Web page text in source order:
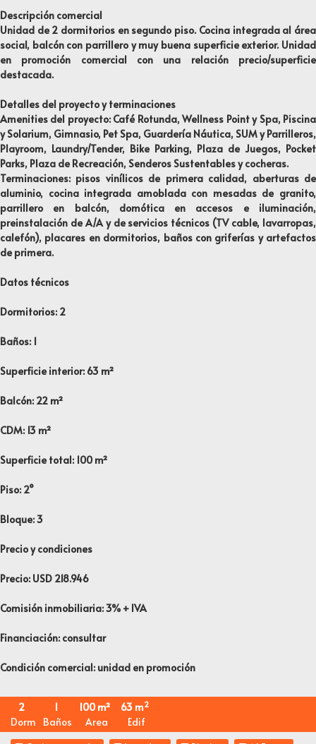
Descripción comercial
Unidad de 2 dormitorios en segundo piso. Cocina integrada al área
social, balcón con parrillero y muy buena superficie exterior. Unidad
en promoción comercial con una relación precio/superficie
destacada.
Detalles del proyecto y terminaciones
Amenities del proyecto: Café Rotunda, Wellness Point y Spa, Piscina
y Solarium, Gimnasio, Pet Spa, Guardería Náutica, SUM y Parrilleros,
Playroom, Laundry/Tender, Bike Parking, Plaza de Juegos, Pocket
Parks, Plaza de Recreación, Senderos Sustentables y cocheras.
Terminaciones: pisos vinílicos de primera calidad, aberturas de
aluminio, cocina integrada amoblada con mesadas de granito,
parrillero en balcón, domótica en accesos e iluminación,
preinstalación de A/A y de servicios técnicos (TV cable, lavarropas,
calefón), placares en dormitorios, baños con griferías y artefactos
de primera.
Datos técnicos
Dormitorios: 2
Baños: 1
Superficie interior: 63 m²
Balcón: 22 m²
CDM: 13 m²
Superficie total: 100 m²
Piso: 2°
Bloque: 3
Precio y condiciones
Precio: USD 218.946
Comisión inmobiliaria: 3% + IVA
Financiación: consultar
Condición comercial: unidad en promoción
2
Dorm
1
Baños
100 m²
Area
63 m2
Edif